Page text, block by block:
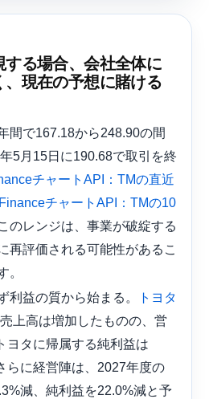
する場合、会社全体に
、現在の予想に賭ける
間で167.18から248.90の間
5月15日に190.68で取引を終
チャートAPI：TMの直近
チャートAPI：TMの10
のレンジは、事業が破綻する
再評価される可能性があるこ
。
利益の質から始まる。
トヨタ
上高は増加したものの、営
ヨタに帰属する純利益は
らに経営陣は、2027年度の
減、純利益を22.0%減と予